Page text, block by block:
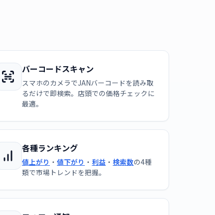
バーコードスキャン
スマホのカメラでJANバーコードを読み取
るだけで即検索。店頭での価格チェックに
最適。
各種ランキング
値上がり ・ 値下がり ・ 利益 ・ 検索数の4種
類で市場トレンドを把握。